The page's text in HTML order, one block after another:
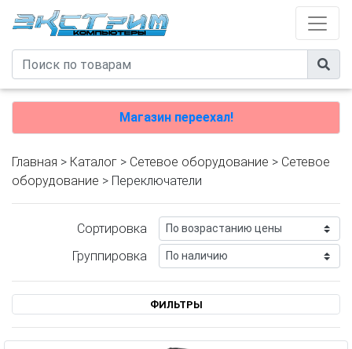
Магазин переехал!
Главная > Каталог > Сетевое оборудование > Cетевое
оборудование > Переключатели
Сортировка
Группировка
ФИЛЬТРЫ